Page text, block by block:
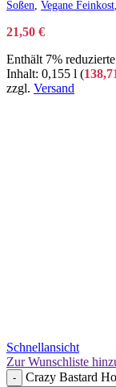
Soßen Vegane Feinkost
21,50 €
Enthält 7%
Inhalt: 0,155 l (
zzgl. Versand
Schnellansicht
Zur Wunschliste
- Crazy Bastard